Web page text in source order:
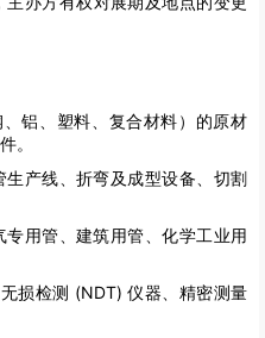
铝、塑料、复合材料）的原材
。
生产线、折弯及成型设备、切割
用管、建筑用管、化学工业用
损检测 (NDT) 仪器、精密测量